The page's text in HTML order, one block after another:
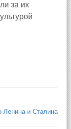
за их
Ленина и Сталина